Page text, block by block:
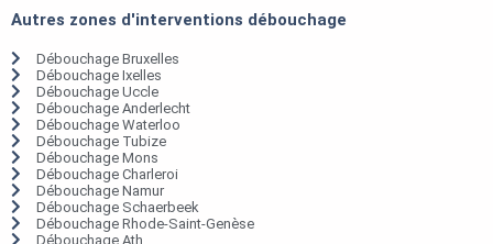
Autres zones d'interventions débouchage
Débouchage Bruxelles
Débouchage Ixelles
Débouchage Uccle
Débouchage Anderlecht
Débouchage Waterloo
Débouchage Tubize
Débouchage Mons
Débouchage Charleroi
Débouchage Namur
Débouchage Schaerbeek
Débouchage Rhode-Saint-Genèse
Débouchage Ath